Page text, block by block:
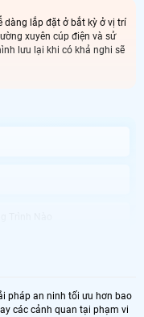
dàng lắp đặt ở bắt kỳ ở vị trí
xuyên cúp điện và sử
lưu lại khi có khả nghi sẽ
Uy Tín
Hợp Pin Dự Phòng không
pháp an ninh tối ưu hơn bao
các cảnh quan tại phạm vi